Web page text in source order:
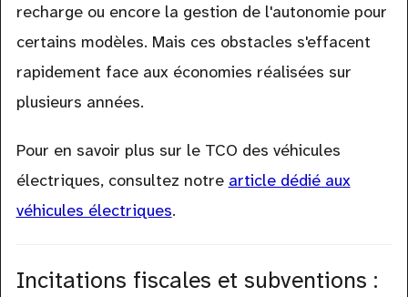
recharge ou encore la gestion de l'autonomie pour
certains modèles. Mais ces obstacles s'effacent
rapidement face aux économies réalisées sur
plusieurs années.
Pour en savoir plus sur le TCO des véhicules
électriques, consultez notre article dédié aux
véhicules électriques.
Incitations fiscales et subventions :